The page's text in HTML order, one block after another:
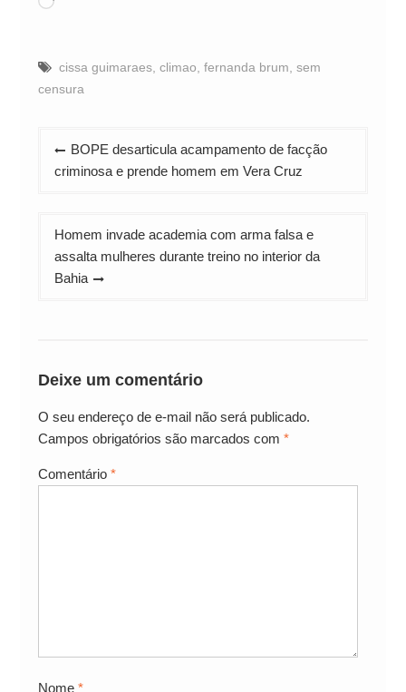
cissa guimaraes, climao fernanda brum sem
censura
Navegação
de
BOPE desarticula acampamento de facção
criminosa e prende homem em Vera Cruz
Homem invade academia com arma falsa e
assalta mulheres durante treino no interior da
Bahia
Deixe um comentário
O seu endereço de e-mail não será publicado.
Campos obrigatórios são marcados com *
Comentário *
Nome *